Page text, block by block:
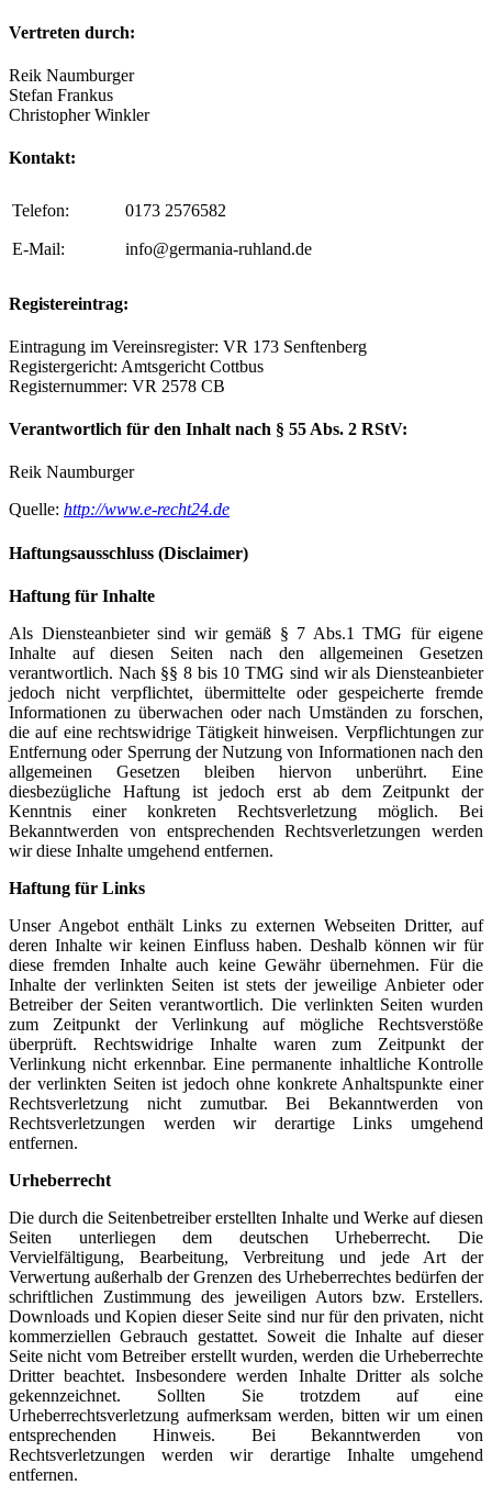
Vertreten durch:
Reik Naumburger
Stefan Frankus
Christopher Winkler
Kontakt:
Telefon: 0173 2576582
E-Mail: info@germania-ruhland.de
Registereintrag:
Eintragung im Vereinsregister: VR 173 Senftenberg
Registergericht: Amtsgericht Cottbus
Registernummer: VR 2578 CB
Verantwortlich für den Inhalt nach § 55 Abs. 2 RStV:
Reik Naumburger
Quelle: http://www.e-recht24.de
Haftungsausschluss (Disclaimer)
Haftung für Inhalte
Als Diensteanbieter sind wir gemäß § 7 Abs.1 TMG für eigene
Inhalte auf diesen Seiten nach den allgemeinen Gesetzen
verantwortlich. Nach §§ 8 bis 10 TMG sind wir als Diensteanbieter
jedoch nicht verpflichtet, übermittelte oder gespeicherte fremde
Informationen zu überwachen oder nach Umständen zu forschen,
die auf eine rechtswidrige Tätigkeit hinweisen. Verpflichtungen zur
Entfernung oder Sperrung der Nutzung von Informationen nach den
allgemeinen Gesetzen bleiben hiervon unberührt. Eine
diesbezügliche Haftung ist jedoch erst ab dem Zeitpunkt der
Kenntnis einer konkreten Rechtsverletzung möglich. Bei
Bekanntwerden von entsprechenden Rechtsverletzungen werden
wir diese Inhalte umgehend entfernen.
Haftung für Links
Unser Angebot enthält Links zu externen Webseiten Dritter, auf
deren Inhalte wir keinen Einfluss haben. Deshalb können wir für
diese fremden Inhalte auch keine Gewähr übernehmen. Für die
Inhalte der verlinkten Seiten ist stets der jeweilige Anbieter oder
Betreiber der Seiten verantwortlich. Die verlinkten Seiten wurden
zum Zeitpunkt der Verlinkung auf mögliche Rechtsverstöße
überprüft. Rechtswidrige Inhalte waren zum Zeitpunkt der
Verlinkung nicht erkennbar. Eine permanente inhaltliche Kontrolle
der verlinkten Seiten ist jedoch ohne konkrete Anhaltspunkte einer
Rechtsverletzung nicht zumutbar. Bei Bekanntwerden von
Rechtsverletzungen werden wir derartige Links umgehend
entfernen.
Urheberrecht
Die durch die Seitenbetreiber erstellten Inhalte und Werke auf diesen
Seiten unterliegen dem deutschen Urheberrecht. Die
Vervielfältigung, Bearbeitung, Verbreitung und jede Art der
Verwertung außerhalb der Grenzen des Urheberrechtes bedürfen der
schriftlichen Zustimmung des jeweiligen Autors bzw. Erstellers.
Downloads und Kopien dieser Seite sind nur für den privaten, nicht
kommerziellen Gebrauch gestattet. Soweit die Inhalte auf dieser
Seite nicht vom Betreiber erstellt wurden, werden die Urheberrechte
Dritter beachtet. Insbesondere werden Inhalte Dritter als solche
gekennzeichnet. Sollten Sie trotzdem auf eine
Urheberrechtsverletzung aufmerksam werden, bitten wir um einen
entsprechenden Hinweis. Bei Bekanntwerden von
Rechtsverletzungen werden wir derartige Inhalte umgehend
entfernen.